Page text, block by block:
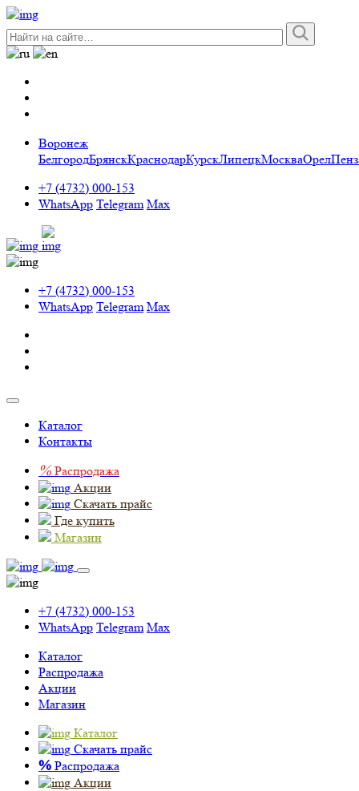
Воронеж
БелгородБрянскКраснодарКурскЛипецкМоскваОрел
+7 (4732) 000-153
WhatsApp Telegram Max
+7 (4732) 000-153
WhatsApp Telegram Max
Каталог
Контакты
% Распродажа
Акции
Скачать прайс
Где купить
Магазин
+7 (4732) 000-153
WhatsApp Telegram Max
Каталог
Распродажа
Акции
Магазин
Каталог
Скачать прайс
% Распродажа
Акции